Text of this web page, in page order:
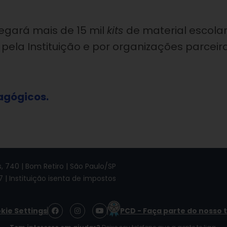
mais de 15 mil kits de material
Instituição e por organizações
740 | Bom Retiro | São Paulo/SP
| Instituição isenta de impostos
Settings
F
a
I
n
s
Y
o
u
PCD - Faça parte do nosso